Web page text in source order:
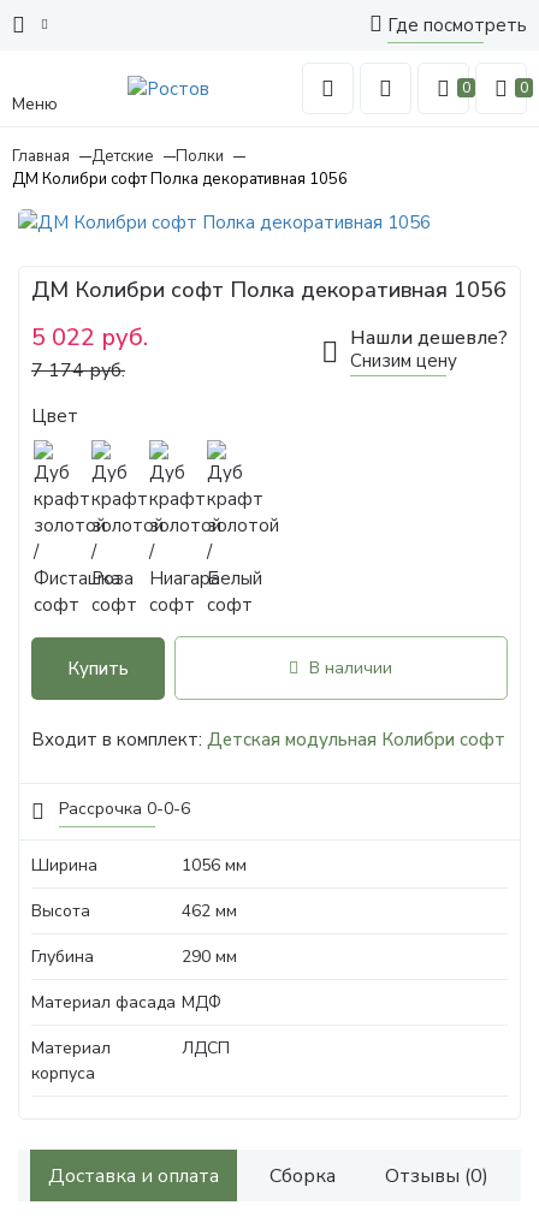
Где посмотреть
Меню
0 0
Главная Детские
Полки
ДМ Колибри софт Полка декоративная 1056
Рассрочка 0-0-6
ДМ Колибри софт Полка декоративная 1056
5 022 руб.
7 174 руб.
Нашли дешевле?
Снизим цену
Цвет
Купить В наличии
Входит в комплект: Детская модульная Колибри софт
Ширина
1056 мм
Высота
462 мм
Глубина
290 мм
Материал фасада МДФ
Материал
корпуса
ЛДСП
Доставка и оплата Сборка Отзывы (0)